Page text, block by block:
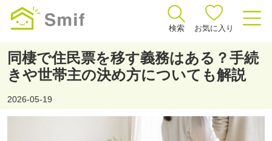
検索 お気に入り
同棲で住民票を移す義務はある？手続
きや世帯主の決め方についても解説
2026-05-19